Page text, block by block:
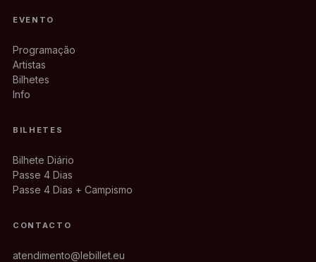
EVENTO
Programação
Artistas
Bilhetes
Info
BILHETES
Bilhete Diário
Passe 4 Dias
Passe 4 Dias + Campismo
CONTACTO
atendimento@lebillet.eu